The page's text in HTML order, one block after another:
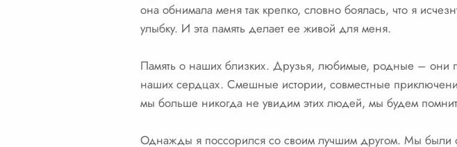
она обнимала меня так крепко, словно боялась, что я
улыбку. И эта память делает ее живой для меня.
Память о наших близких. Друзья, любимые, родные – они
наших сердцах. Смешные истории, совместные
мы больше никогда не увидим этих людей, мы будем
Однажды я поссорился со своим лучшим другом. Мы были